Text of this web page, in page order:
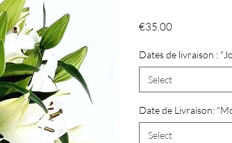
€35.00Price
Dates de livraison :
Select
Date de Livraison:
Select